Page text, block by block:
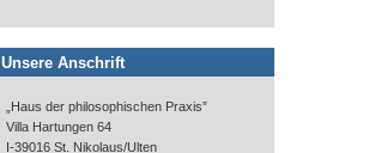
Unsere Anschrift
„Haus der philosophischen Praxis”
Villa Hartungen 64
I-39016 St. Nikolaus/Ulten